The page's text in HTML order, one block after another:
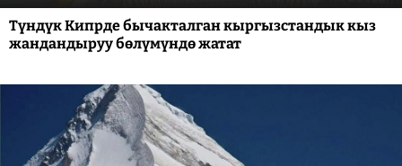
Түндүк Кипрде бычакталган кыргызстандык кыз
жандандыруу бөлүмүндө жатат